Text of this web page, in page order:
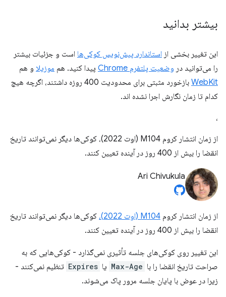
بیشتر بدانید
این تغییر بخشی از استاندارد پیش‌نویس کوکی‌ها است و جزئیات بیشتر
را می‌توانید در وضعیت پلتفرم Chrome پیدا کنید. هم موزیلا و هم
WebKit
بازخورد مثبتی برای محدودیت 400 روزه داشتند، اگرچه هیچ
کدام تا زمان نگارش اجرا نشده اند.
،
از زمان انتشار کروم M104 (اوت 2022)، کوکی‌ها دیگر نمی‌توانند تاریخ
انقضا را بیش از 400 روز در آینده تعیین کنند.
Ari Chivukula
از زمان انتشار کروم M104 (اوت 2022)،
کوکی‌ها دیگر نمی‌توانند تاریخ
انقضا را بیش از 400 روز در آینده تعیین کنند.
این تغییر روی کوکی‌های جلسه تأثیری نمی‌گذارد - کوکی‌هایی که به
صراحت تاریخ انقضا را با Max-Age یا Expires تنظیم نمی‌کنند -
زیرا در عوض با پایان جلسه مرور پاک می‌شوند.